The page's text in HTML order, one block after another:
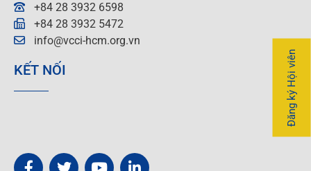
+84 28 3932 6598
+84 28 3932 5472
info@vcci-hcm.org.vn
KẾT NỐI Đăng ký Hội viên